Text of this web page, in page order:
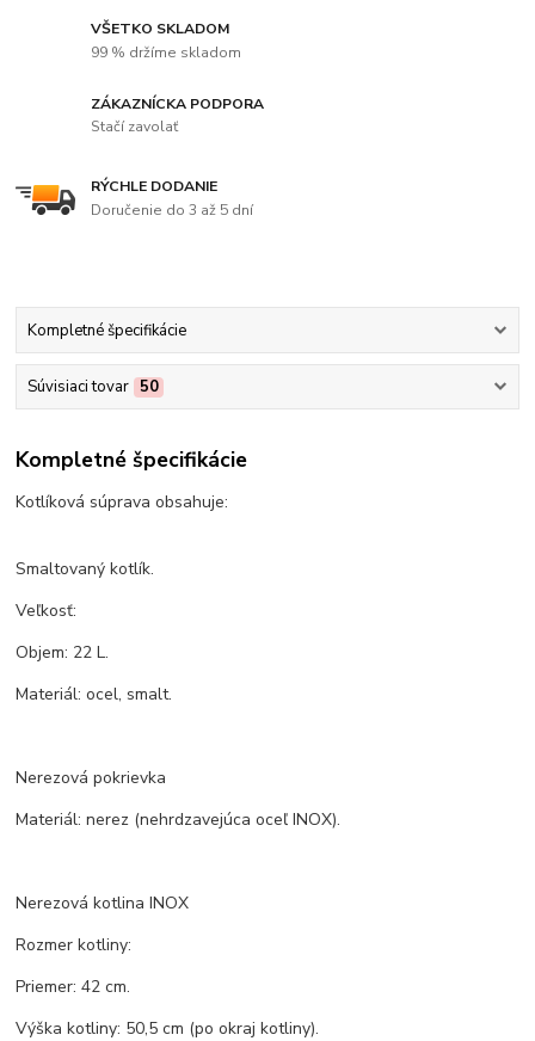
VŠETKO SKLADOM
99 % držíme skladom
ZÁKAZNÍCKA PODPORA
Stačí zavolať
RÝCHLE DODANIE
Doručenie do 3 až 5 dní
Kompletné špecifikácie
Súvisiaci tovar 50
Kompletné špecifikácie
Kotlíková súprava obsahuje:
Smaltovaný kotlík.
Veľkosť:
Objem: 22 L.
Materiál: ocel, smalt.
Nerezová pokrievka
Materiál: nerez (nehrdzavejúca oceľ INOX).
Nerezová kotlina INOX
Rozmer kotliny:
Priemer: 42 cm.
Výška kotliny: 50,5 cm (po okraj kotliny).